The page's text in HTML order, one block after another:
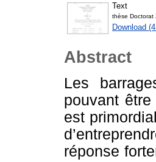
Text
thèse Doctorat
Download
Abstract
Les
pouvant
est
réponse